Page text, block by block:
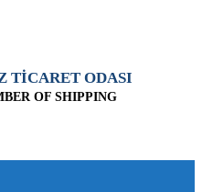
TİCARET ODASI
OF SHIPPING